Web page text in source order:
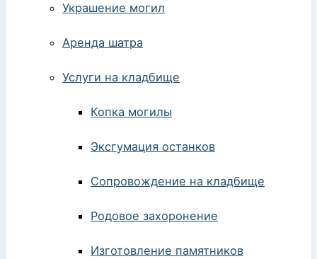
Украшение могил
Аренда шатра
Услуги на кладбище
Копка могилы
Эксгумация останков
Сопровождение на кладбище
Родовое захоронение
Изготовление памятников